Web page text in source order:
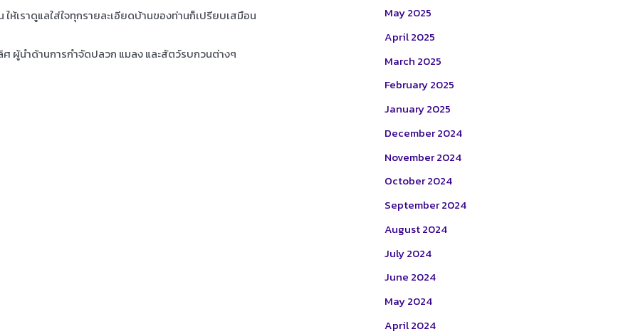
เราดูแลใส่ใจทุกรายละเอียดบ้านของท่านก็เปรียบเสมือน
ศ ผู้นำด้านการกำจัดปลวก แมลง และสัตว์รบกวนต่างๆ
May 2025
April 2025
March 2025
February 2025
January 2025
December 2024
November 2024
October 2024
September 2024
August 2024
July 2024
June 2024
May 2024
April 2024